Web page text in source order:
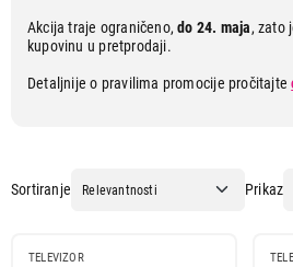
Akcija traje ograničeno,do 24. maja, zato
kupovinu u pretprodaji.
Detaljnije o pravilima promocije pročitajte
Sortiranje Prikaz
TELEVIZOR